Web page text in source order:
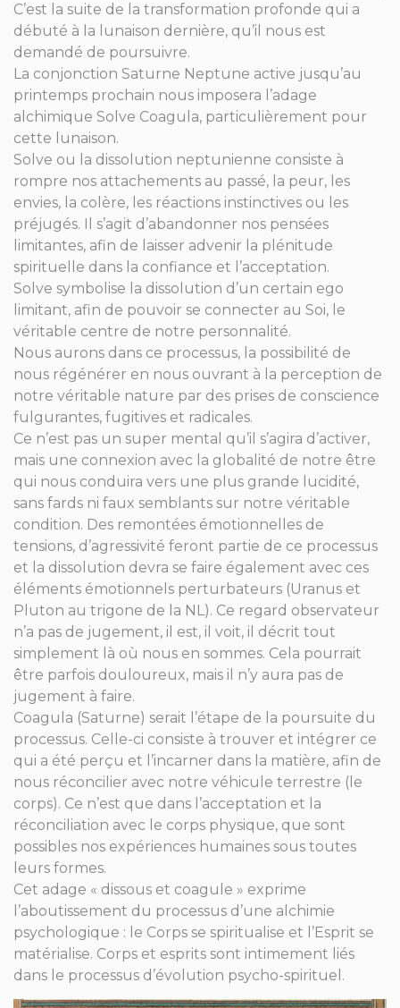
C’est la suite de la transformation profonde qui a
débuté à la lunaison dernière, qu’il nous est
demandé de poursuivre.
La conjonction Saturne Neptune active jusqu’au
printemps prochain nous imposera l’adage
alchimique Solve Coagula, particulièrement pour
cette lunaison.
Solve ou la dissolution neptunienne consiste à
rompre nos attachements au passé, la peur, les
envies, la colère, les réactions instinctives ou les
préjugés. Il s’agit d’abandonner nos pensées
limitantes, afin de laisser advenir la plénitude
spirituelle dans la confiance et l’acceptation.
Solve symbolise la dissolution d’un certain ego
limitant, afin de pouvoir se connecter au Soi, le
véritable centre de notre personnalité.
Nous aurons dans ce processus, la possibilité de
nous régénérer en nous ouvrant à la perception de
notre véritable nature par des prises de conscience
fulgurantes, fugitives et radicales.
Ce n’est pas un super mental qu’il s’agira d’activer,
mais une connexion avec la globalité de notre être
qui nous conduira vers une plus grande lucidité,
sans fards ni faux semblants sur notre véritable
condition. Des remontées émotionnelles de
tensions, d’agressivité feront partie de ce processus
et la dissolution devra se faire également avec ces
éléments émotionnels perturbateurs (Uranus et
Pluton au trigone de la NL). Ce regard observateur
n’a pas de jugement, il est, il voit, il décrit tout
simplement là où nous en sommes. Cela pourrait
être parfois douloureux, mais il n’y aura pas de
jugement à faire.
Coagula (Saturne) serait l’étape de la poursuite du
processus. Celle-ci consiste à trouver et intégrer ce
qui a été perçu et l’incarner dans la matière, afin de
nous réconcilier avec notre véhicule terrestre (le
corps). Ce n’est que dans l’acceptation et la
réconciliation avec le corps physique, que sont
possibles nos expériences humaines sous toutes
leurs formes.
Cet adage « dissous et coagule » exprime
l’aboutissement du processus d’une alchimie
psychologique : le Corps se spiritualise et l’Esprit se
matérialise. Corps et esprits sont intimement liés
dans le processus d’évolution psycho-spirituel.